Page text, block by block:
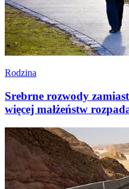
Rodzina
Srebrne rozwody
więcej małżeństw